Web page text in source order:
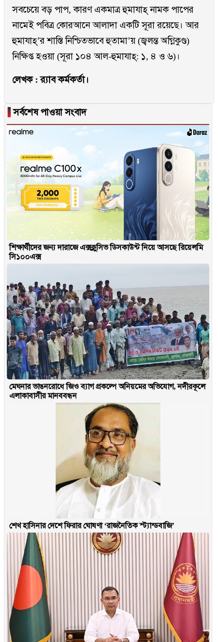
সবচেয়ে বড় পাপ, কারণ একমাত্র হুমাযাহ্ নামক পাপের
নামেই পবিত্র কোরআনে আলাদা একটি সূরা রয়েছে। আর
হুমাযাহ্’র শাস্তি নিশ্চিতভাবে হুতামা’য় (জ্বলন্ত অগ্নিকুণ্ড)
নিক্ষিপ্ত হওয়া (সূরা ১০৪ আল-হুমাযাহ্: ১, ৪ ও ৬)।
লেখক : র‍্যাব কর্মকর্তা।
▐সর্বশেষ পাওয়া সংবাদ
শিক্ষার্থীদের জন্য দারাজে এক্সক্লুসিভ ডিসকাউন্ট নিয়ে আসছে রিয়েলমি
সি১০০এক্স
মেঘনার ভাঙনরোধে জিও ব্যাগ প্রকল্পে অনিয়মের অভিযোগ, নদীরকূলে
এলাকাবাসীর মানববন্ধন
শেখ হাসিনার দেশে ফিরার ঘোষণা ‘রাজনৈতিক স্ট্যান্ডবাজি’